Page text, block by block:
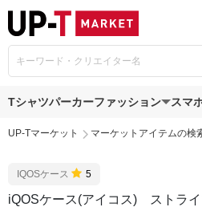
Tシャツパーカーファッション スマ
UP-Tマーケット マーケットアイテムの検
IQOSケース 5
iQOSケース(アイコス) ストラ